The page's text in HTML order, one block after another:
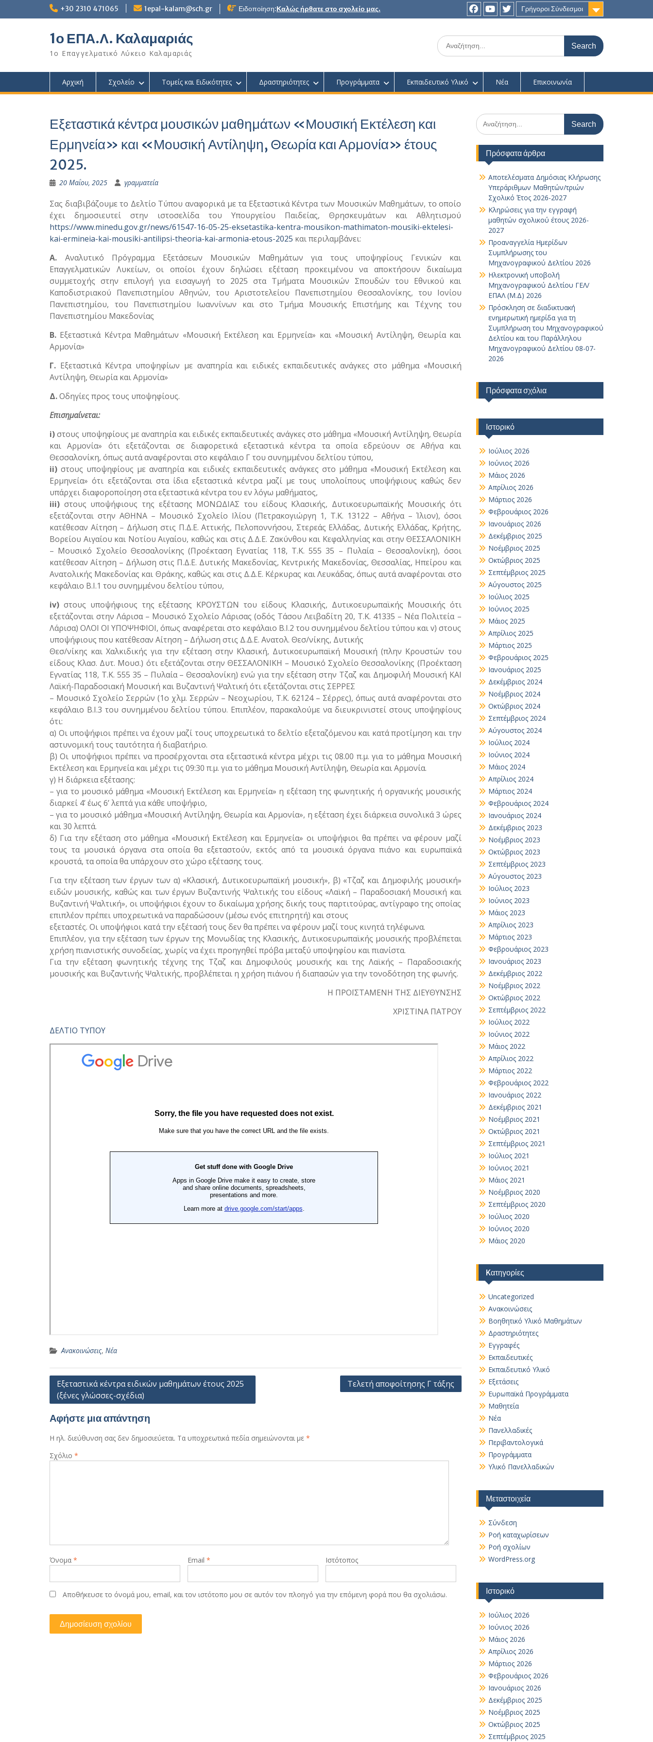
+30 2310 471065 1epal-kalam@sch.gr Ειδοποίηση:Καλώς ήρθατε στο σχολείο μας.
Γρήγοροι Σύνδεσμοι
Facebookyoutubetwitter
1ο ΕΠΑ.Λ. Καλαμαριάς
1ο Επαγγελματικό Λύκειο Καλαμαριάς
Search
for:
Αρχική Σχολείο Τομείς και Ειδικότητες Δραστηριότητες Προγράμματα Εκπαιδευτικό Υλικό Νέα Επικοινωνία
Εξεταστικά κέντρα μουσικών μαθημάτων «Μουσική Εκτέλεση και
Ερμηνεία» και «Μουσική Αντίληψη, Θεωρία και Αρμονία» έτους
2025.
20 Μαΐου, 2025 γραμματεία
Σας διαβιβάζουμε το Δελτίο Τύπου αναφορικά με τα Εξεταστικά Κέντρα των Μουσικών Μαθημάτων, το οποίο
έχει δημοσιευτεί στην ιστοσελίδα του Υπουργείου Παιδείας, Θρησκευμάτων και Αθλητισμού
https://www.minedu.gov.gr/news/61547-16-05-25-eksetastika-kentra-mousikon-mathimaton-mousiki-ektelesi-
kai-ermineia-kai-mousiki-antilipsi-theoria-kai-armonia-etous-2025 και περιλαμβάνει:
Α. Αναλυτικό Πρόγραμμα Εξετάσεων Μουσικών Μαθημάτων για τους υποψηφίους Γενικών και
Επαγγελματικών Λυκείων, οι οποίοι έχουν δηλώσει εξέταση προκειμένου να αποκτήσουν δικαίωμα
συμμετοχής στην επιλογή για εισαγωγή το 2025 στα Τμήματα Μουσικών Σπουδών του Εθνικού και
Καποδιστριακού Πανεπιστημίου Αθηνών, του Αριστοτελείου Πανεπιστημίου Θεσσαλονίκης, του Ιονίου
Πανεπιστηµίου, του Πανεπιστηµίου Ιωαννίνων και στο Τμήμα Μουσικής Επιστήµης και Τέχνης του
Πανεπιστηµίου Μακεδονίας
Β. Εξεταστικά Κέντρα Μαθημάτων «Μουσική Εκτέλεση και Ερμηνεία» και «Μουσική Αντίληψη, Θεωρία και
Αρμονία»
Γ. Εξεταστικά Κέντρα υποψηφίων με αναπηρία και ειδικές εκπαιδευτικές ανάγκες στο μάθημα «Μουσική
Αντίληψη, Θεωρία και Αρμονία»
Δ.Οδηγίες προς τους υποψηφίους.
Επισημαίνεται:
i)στους υποψηφίους με αναπηρία και ειδικές εκπαιδευτικές ανάγκες στο μάθημα «Μουσική Αντίληψη, Θεωρία
και Αρμονία» ότι εξετάζονται σε διαφορετικά εξεταστικά κέντρα τα οποία εδρεύουν σε Αθήνα και
Θεσσαλονίκη, όπως αυτά αναφέρονται στο κεφάλαιο Γ του συνημμένου δελτίου τύπου,
ii) στους υποψηφίους με αναπηρία και ειδικές εκπαιδευτικές ανάγκες στο μάθημα «Μουσική Εκτέλεση και
Ερμηνεία» ότι εξετάζονται στα ίδια εξεταστικά κέντρα μαζί με τους υπολοίπους υποψήφιους καθώς δεν
υπάρχει διαφοροποίηση στα εξεταστικά κέντρα του εν λόγω μαθήματος,
iii) στους υποψήφιους της εξέτασης ΜΟΝΩΔΙΑΣ του είδους Κλασικής, Δυτικοευρωπαϊκής Μουσικής ότι
εξετάζονται στην ΑΘΗΝΑ – Μουσικό Σχολείο Ιλίου (Πετρακογιώργη 1, Τ.Κ. 13122 – Αθήνα – Ίλιον), όσοι
κατέθεσαν Αίτηση – Δήλωση στις Π.Δ.Ε. Αττικής, Πελοποννήσου, Στερεάς Ελλάδας, Δυτικής Ελλάδας, Κρήτης,
Βορείου Αιγαίου και Νοτίου Αιγαίου, καθώς και στις Δ.Δ.Ε. Ζακύνθου και Κεφαλληνίας και στην ΘΕΣΣΑΛΟΝΙΚΗ
– Μουσικό Σχολείο Θεσσαλονίκης (Προέκταση Εγνατίας 118, Τ.Κ. 555 35 – Πυλαία – Θεσσαλονίκη), όσοι
κατέθεσαν Αίτηση – Δήλωση στις Π.Δ.Ε. Δυτικής Μακεδονίας, Κεντρικής Μακεδονίας, Θεσσαλίας, Ηπείρου και
Ανατολικής Μακεδονίας και Θράκης, καθώς και στις Δ.Δ.Ε. Κέρκυρας και Λευκάδας, όπως αυτά αναφέρονται στο
κεφάλαιο Β.Ι.1 του συνημμένου δελτίου τύπου,
iv) στους υποψήφιους της εξέτασης ΚΡΟΥΣΤΩΝ του είδους Κλασικής, Δυτικοευρωπαϊκής Μουσικής ότι
εξετάζονται στην Λάρισα – Μουσικό Σχολείο Λάρισας (οδός Τάσου Λειβαδίτη 20, Τ.Κ. 41335 – Νέα Πολιτεία –
Λάρισα) ΟΛΟΙ ΟΙ ΥΠΟΨΗΦΙΟΙ, όπως αναφέρεται στο κεφάλαιο Β.Ι.2 του συνημμένου δελτίου τύπου και v) στους
υποψήφιους που κατέθεσαν Αίτηση – Δήλωση στις Δ.Δ.Ε. Ανατολ. Θεσ/νίκης, Δυτικής
Θεσ/νίκης και Χαλκιδικής για την εξέταση στην Κλασική, Δυτικοευρωπαϊκή Μουσική (πλην Κρουστών του
είδους Κλασ. Δυτ. Μουσ.) ότι εξετάζονται στην ΘΕΣΣΑΛΟΝΙΚΗ – Μουσικό Σχολείο Θεσσαλονίκης (Προέκταση
Εγνατίας 118, Τ.Κ. 555 35 – Πυλαία – Θεσσαλονίκη) ενώ για την εξέταση στην Τζαζ και Δημοφιλή Μουσική ΚΑΙ
Λαϊκή-Παραδοσιακή Μουσική και Βυζαντινή Ψαλτική ότι εξετάζονται στις ΣΕΡΡΕΣ
– Μουσικό Σχολείο Σερρών (1ο χλμ. Σερρών – Νεοχωρίου, Τ.Κ. 62124 – Σέρρες), όπως αυτά αναφέρονται στο
κεφάλαιο Β.Ι.3 του συνημμένου δελτίου τύπου. Επιπλέον, παρακαλούμε να διευκρινιστεί στους υποψηφίους
ότι:
α) Οι υποψήφιοι πρέπει να έχουν μαζί τους υποχρεωτικά το δελτίο εξεταζόμενου και κατά προτίμηση και την
αστυνομική τους ταυτότητα ή διαβατήριο.
β) Οι υποψήφιοι πρέπει να προσέρχονται στα εξεταστικά κέντρα μέχρι τις 08.00 π.μ. για το μάθημα Μουσική
Εκτέλεση και Ερμηνεία και μέχρι τις 09:30 π.μ. για το μάθημα Μουσική Αντίληψη, Θεωρία και Αρμονία.
γ) Η διάρκεια εξέτασης:
– για το μουσικό μάθημα «Μουσική Εκτέλεση και Ερμηνεία» η εξέταση της φωνητικής ή οργανικής μουσικής
διαρκεί 4’ έως 6’ λεπτά για κάθε υποψήφιο,
– για το μουσικό μάθημα «Μουσική Αντίληψη, Θεωρία και Αρμονία», η εξέταση έχει διάρκεια συνολικά 3 ώρες
και 30 λεπτά.
δ) Για την εξέταση στο μάθημα «Μουσική Εκτέλεση και Ερμηνεία» οι υποψήφιοι θα πρέπει να φέρουν μαζί
τους τα μουσικά όργανα στα οποία θα εξεταστούν, εκτός από τα μουσικά όργανα πιάνο και ευρωπαϊκά
κρουστά, τα οποία θα υπάρχουν στο χώρο εξέτασης τους.
Για την εξέταση των έργων των α) «Κλασική, Δυτικοευρωπαϊκή μουσική», β) «Τζαζ και Δημοφιλής μουσική»
ειδών μουσικής, καθώς και των έργων Βυζαντινής Ψαλτικής του είδους «Λαϊκή – Παραδοσιακή Μουσική και
Βυζαντινή Ψαλτική», οι υποψήφιοι έχουν το δικαίωμα χρήσης δικής τους παρτιτούρας, αντίγραφο της οποίας
επιπλέον πρέπει υποχρεωτικά να παραδώσουν (μέσω ενός επιτηρητή) και στους
εξεταστές. Οι υποψήφιοι κατά την εξέτασή τους δεν θα πρέπει να φέρουν μαζί τους κινητά τηλέφωνα.
Επιπλέον, για την εξέταση των έργων της Μονωδίας της Κλασικής, Δυτικοευρωπαϊκής μουσικής προβλέπεται
χρήση πιανιστικής συνοδείας, χωρίς να έχει προηγηθεί πρόβα μεταξύ υποψηφίου και πιανίστα.
Για την εξέταση φωνητικής τέχνης της Τζαζ και Δημοφιλούς μουσικής και της Λαϊκής – Παραδοσιακής
μουσικής και Βυζαντινής Ψαλτικής, προβλέπεται η χρήση πιάνου ή διαπασών για την τονοδότηση της φωνής.
Η ΠΡΟΪΣΤΑΜΕΝΗ ΤΗΣ ΔΙΕΥΘΥΝΣΗΣ
ΧΡΙΣΤΙΝΑ ΠΑΤΡΟΥ
ΔΕΛΤΙΟ ΤΥΠΟΥ
Ανακοινώσεις, Νέα
Πλοήγηση
άρθρων
Εξεταστικά κέντρα ειδικών μαθημάτων έτους 2025
(ξένες γλώσσες-σχέδια)
Τελετή αποφοίτησης Γ τάξης
Αφήστε μια απάντηση
Η ηλ. διεύθυνση σας δεν δημοσιεύεται. Τα υποχρεωτικά πεδία σημειώνονται με *
Σχόλιο *
Όνομα * Email * Ιστότοπος
Αποθήκευσε το όνομά μου, email, και τον ιστότοπο μου σε αυτόν τον πλοηγό για την επόμενη φορά που θα σχολιάσω.
Search
for:
Πρόσφατα άρθρα
Αποτελέσματα Δημόσιας Κλήρωσης
Υπεράριθμων Μαθητών/τριών
Σχολικό Έτος 2026-2027
Κληρώσεις για την εγγραφή
μαθητών σχολικού έτους 2026-
2027
Προαναγγελία Ημερίδων
Συμπλήρωσης του
Μηχανογραφικού Δελτίου 2026
Ηλεκτρονική υποβολή
Μηχανογραφικού Δελτίου ΓΕΛ/
ΕΠΑΛ (Μ.Δ) 2026
Πρόσκληση σε διαδικτυακή
ενημερωτική ημερίδα για τη
Συμπλήρωση του Μηχανογραφικού
Δελτίου και του Παράλληλου
Μηχανογραφικού Δελτίου 08-07-
2026
Πρόσφατα σχόλια
Ιστορικό
Ιούλιος 2026
Ιούνιος 2026
Μάιος 2026
Απρίλιος 2026
Μάρτιος 2026
Φεβρουάριος 2026
Ιανουάριος 2026
Δεκέμβριος 2025
Νοέμβριος 2025
Οκτώβριος 2025
Σεπτέμβριος 2025
Αύγουστος 2025
Ιούλιος 2025
Ιούνιος 2025
Μάιος 2025
Απρίλιος 2025
Μάρτιος 2025
Φεβρουάριος 2025
Ιανουάριος 2025
Δεκέμβριος 2024
Νοέμβριος 2024
Οκτώβριος 2024
Σεπτέμβριος 2024
Αύγουστος 2024
Ιούλιος 2024
Ιούνιος 2024
Μάιος 2024
Απρίλιος 2024
Μάρτιος 2024
Φεβρουάριος 2024
Ιανουάριος 2024
Δεκέμβριος 2023
Νοέμβριος 2023
Οκτώβριος 2023
Σεπτέμβριος 2023
Αύγουστος 2023
Ιούλιος 2023
Ιούνιος 2023
Μάιος 2023
Απρίλιος 2023
Μάρτιος 2023
Φεβρουάριος 2023
Ιανουάριος 2023
Δεκέμβριος 2022
Νοέμβριος 2022
Οκτώβριος 2022
Σεπτέμβριος 2022
Ιούλιος 2022
Ιούνιος 2022
Μάιος 2022
Απρίλιος 2022
Μάρτιος 2022
Φεβρουάριος 2022
Ιανουάριος 2022
Δεκέμβριος 2021
Νοέμβριος 2021
Οκτώβριος 2021
Σεπτέμβριος 2021
Ιούλιος 2021
Ιούνιος 2021
Μάιος 2021
Νοέμβριος 2020
Σεπτέμβριος 2020
Ιούλιος 2020
Ιούνιος 2020
Μάιος 2020
Kατηγορίες
Uncategorized
Ανακοινώσεις
Βοηθητικό Yλικό Mαθημάτων
Δραστηριότητες
Εγγραφές
Εκπαιδευτικές
Εκπαιδευτικό Υλικό
Εξετάσεις
Ευρωπαϊκά Προγράμματα
Μαθητεία
Νέα
Πανελλαδικές
Περιβαντολογικά
Προγράμματα
Υλικό Πανελλαδικών
Μεταστοιχεία
Σύνδεση
Ροή καταχωρίσεων
Ροή σχολίων
WordPress.org
Ιστορικό
Ιούλιος 2026
Ιούνιος 2026
Μάιος 2026
Απρίλιος 2026
Μάρτιος 2026
Φεβρουάριος 2026
Ιανουάριος 2026
Δεκέμβριος 2025
Νοέμβριος 2025
Οκτώβριος 2025
Σεπτέμβριος 2025